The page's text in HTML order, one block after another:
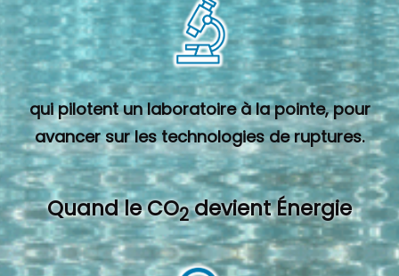
qui pilotent un laboratoire à la pointe, pour
avancer sur les technologies de ruptures.
Quand le CO2devient Énergie